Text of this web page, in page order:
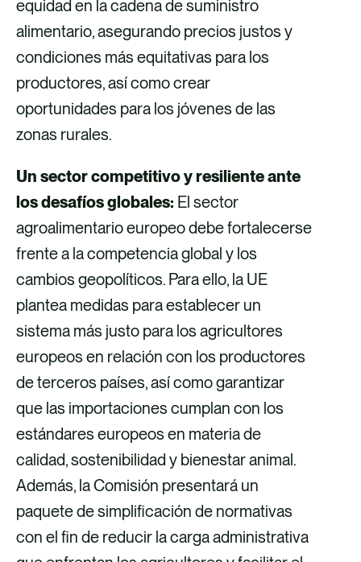
equidad en la cadena de suministro
alimentario, asegurando precios justos y
condiciones más equitativas para los
productores, así como crear
oportunidades para los jóvenes de las
zonas rurales.
Un sector competitivo y resiliente ante
los desafíos globales: El sector
agroalimentario europeo debe fortalecerse
frente a la competencia global y los
cambios geopolíticos. Para ello, la UE
plantea medidas para establecer un
sistema más justo para los agricultores
europeos en relación con los productores
de terceros países, así como garantizar
que las importaciones cumplan con los
estándares europeos en materia de
calidad, sostenibilidad y bienestar animal.
Además, la Comisión presentará un
paquete de simplificación de normativas
con el fin de reducir la carga administrativa